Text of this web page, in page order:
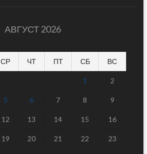
АВГУСТ 2026
СР ЧТ ПТ СБ ВС
1 2
5 6 7 8 9
12 13 14 15 16
19 20 21 22 23